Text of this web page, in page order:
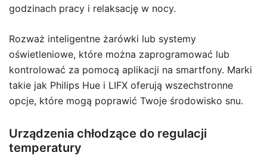
godzinach pracy i relaksację w nocy.
Rozważ inteligentne żarówki lub systemy
oświetleniowe, które można zaprogramować lub
kontrolować za pomocą aplikacji na smartfony. Marki
takie jak Philips Hue i LIFX oferują wszechstronne
opcje, które mogą poprawić Twoje środowisko snu.
Urządzenia chłodzące do regulacji
temperatury